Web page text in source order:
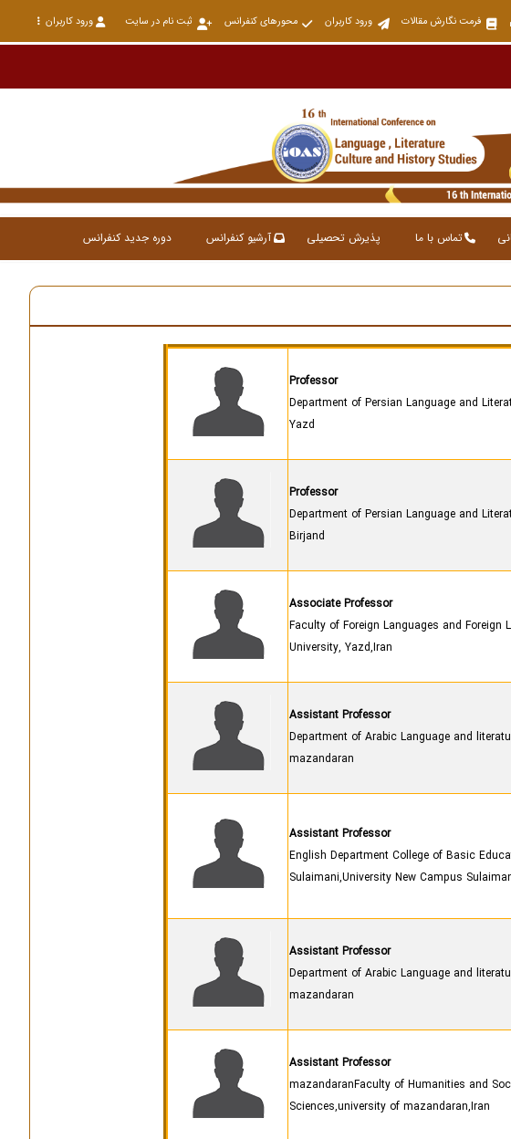
فرمت نگارش مقالات ورود کاربران محورهای کنفرانس ثبت نام در سایت ورود کاربران
تماس با ما پذیرش تحصیلی آرشیو کنفرانس دوره جدید کنفرانس
Professor
Department of Persian Language and
Yazd
Professor
Department of Persian Language and
Birjand
Associate Professor
Faculty of Foreign Languages and Foreign
University, Yazd,Iran
Assistant Professor
Department of Arabic Language and
mazandaran
Assistant Professor
English Department College of Basic
Sulaimani,University New Campus
Assistant Professor
Department of Arabic Language and
mazandaran
Assistant Professor
,mazandaranFaculty of Humanities and
Sciences,university of mazandaran,Iran